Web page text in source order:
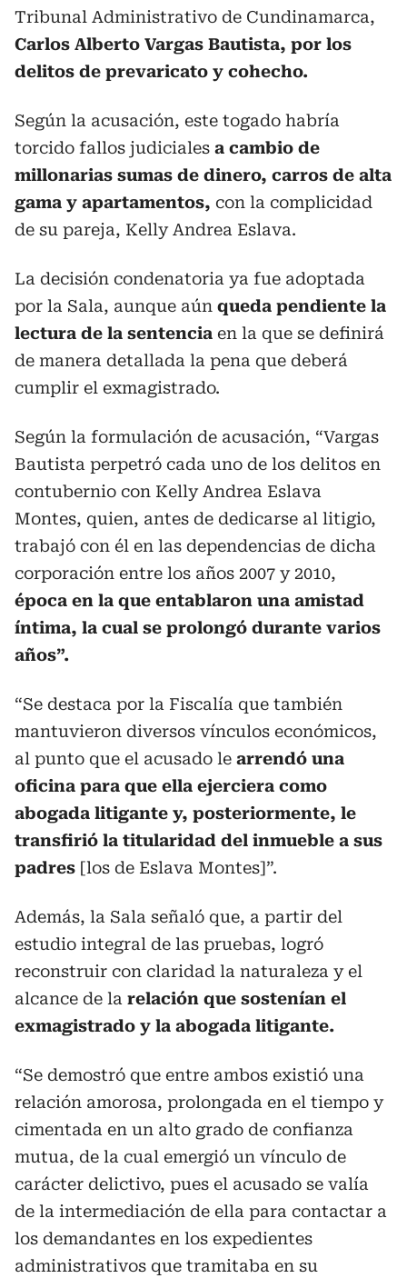
Tribunal Administrativo de Cundinamarca,
Carlos Alberto Vargas Bautista, por los
delitos de prevaricato y cohecho.
Según la acusación, este togado habría
torcido fallos judiciales a cambio de
millonarias sumas de dinero, carros de alta
gama y apartamentos, con la complicidad
de su pareja, Kelly Andrea Eslava.
La decisión condenatoria ya fue adoptada
por la Sala, aunque aún queda pendiente la
lectura de la sentencia en la que se definirá
de manera detallada la pena que deberá
cumplir el exmagistrado.
Según la formulación de acusación, “Vargas
Bautista perpetró cada uno de los delitos en
contubernio con Kelly Andrea Eslava
Montes, quien, antes de dedicarse al litigio,
trabajó con él en las dependencias de dicha
corporación entre los años 2007 y 2010,
época en la que entablaron una amistad
íntima, la cual se prolongó durante varios
años”.
“Se destaca por la Fiscalía que también
mantuvieron diversos vínculos económicos,
al punto que el acusado le arrendó una
oficina para que ella ejerciera como
abogada litigante y, posteriormente, le
transfirió la titularidad del inmueble a sus
padres [los de Eslava Montes]”.
Además, la Sala señaló que, a partir del
estudio integral de las pruebas, logró
reconstruir con claridad la naturaleza y el
alcance de la relación que sostenían el
exmagistrado y la abogada litigante.
“Se demostró que entre ambos existió una
relación amorosa, prolongada en el tiempo y
cimentada en un alto grado de confianza
mutua, de la cual emergió un vínculo de
carácter delictivo, pues el acusado se valía
de la intermediación de ella para contactar a
los demandantes en los expedientes
administrativos que tramitaba en su